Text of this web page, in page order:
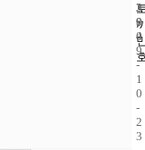
3
9
4
2
0
0
9
-
1
0
-
2
3